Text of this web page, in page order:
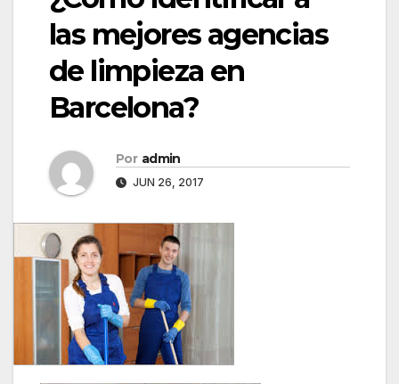
las mejores agencias
de limpieza en
Barcelona?
Por admin
JUN 26, 2017